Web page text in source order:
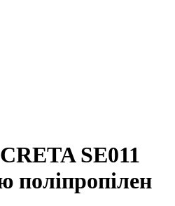
SE011
поліпропілен